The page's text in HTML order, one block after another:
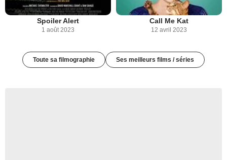
Spoiler Alert
1 août 2023
Call Me Kat
12 avril 2023
Toute sa filmographie Ses meilleurs films / séries